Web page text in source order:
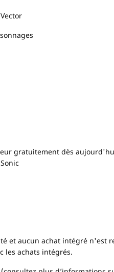
gratuitement dès
et aucun achat intégré n'est
les achats intégrés.